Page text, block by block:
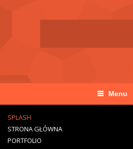
Menu
SPLASH
STRONA GŁÓWNA
PORTFOLIO